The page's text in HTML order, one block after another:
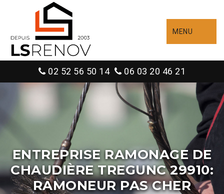
MENU
02 52 56 50 14 06 03 20 46 21
ENTREPRISE RAMONAGE DE
CHAUDIÈRE TREGUNC 29910:
RAMONEUR PAS CHER